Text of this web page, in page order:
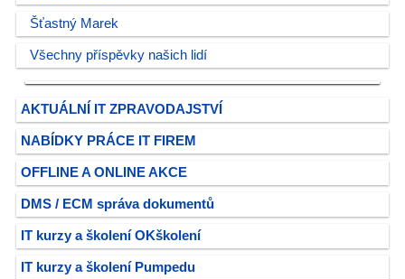
Šťastný Marek
Všechny příspěvky našich lidí
AKTUÁLNÍ IT ZPRAVODAJSTVÍ
NABÍDKY PRÁCE IT FIREM
OFFLINE A ONLINE AKCE
DMS / ECM správa dokumentů
IT kurzy a školení OKškolení
IT kurzy a školení Pumpedu